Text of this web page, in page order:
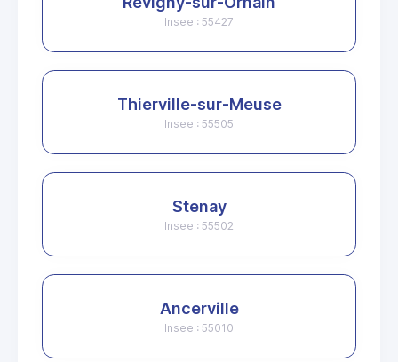
Insee : 55427
Thierville-sur-Meuse
Insee : 55505
Stenay
Insee : 55502
Ancerville
Insee : 55010